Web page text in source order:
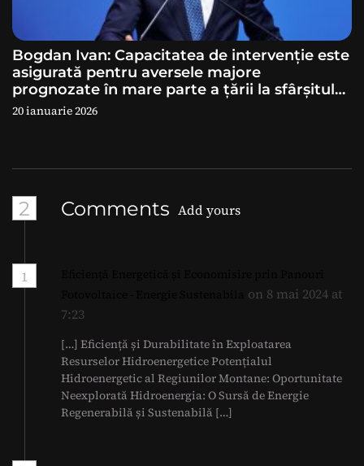
Bogdan Ivan: Capacitatea de intervenție este
asigurată pentru aversele majore
prognozate în mare parte a ţării la sfârșitul
săptămânii
20 ianuarie 2026
2 Comments Add yours
1
on 8 mai 2024 at
7:23
[…] Eficiență și Durabilitate în Exploatarea
Resurselor Hidroenergetice Potențialul
Hidroenergetic al Regiunilor Montane: Oportunitate
Neexplorată Hidroenergia: O Sursă de Energie
Regenerabilă și Sustenabilă […]